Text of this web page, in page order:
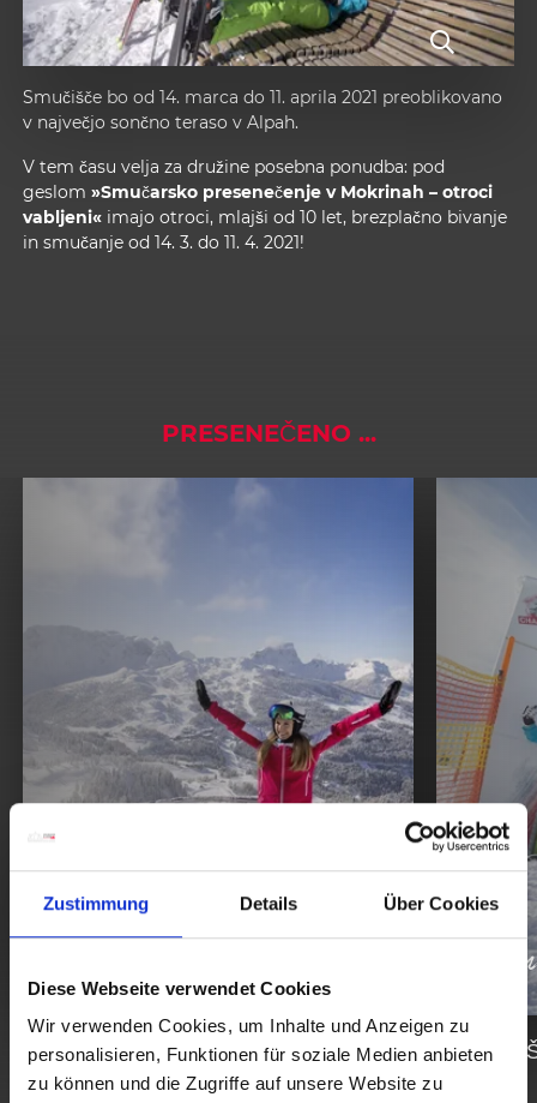
Zustimmung Details Über Cookies
Diese Webseite verwendet Cookies
Wir verwenden Cookies, um Inhalte und Anzeigen zu
personalisieren, Funktionen für soziale Medien anbieten
zu können und die Zugriffe auf unsere Website zu
Smučišče bo od 14. marca do 11. aprila 2021 preoblikovano
v največjo sončno teraso v Alpah.
V tem času velja za družine posebna ponudba: pod
geslom »Smučarsko presenečenje v Mokrinah – otroci
vabljeni« imajo otroci, mlajši od 10 let, brezplačno bivanje
in smučanje od 14. 3. do 11. 4. 2021!
PRESENEČENO ...
Raznoliko
SMUČARSKO LETOVIŠČE
NASSFELD
PROGI